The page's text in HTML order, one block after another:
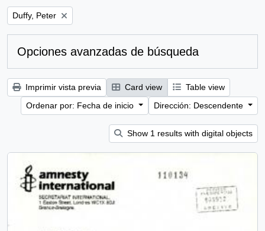
Remove filter:
Duffy, Peter
Opciones avanzadas de búsqueda
Imprimir vista previa Card view
Table view
Ordenar por: Fecha de inicio
Dirección: Descendente
Show 1 results with digital objects